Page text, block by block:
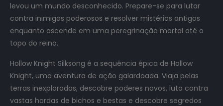
levou um mundo desconhecido. Prepare-se para lutar
contra inimigos poderosos e resolver mistérios antigos
enquanto ascende em uma peregrinação mortal até o
topo do reino.
Hollow Knight Silksong é a sequência épica de Hollow
Knight, uma aventura de ação galardoada. Viaja pelas
terras inexploradas, descobre poderes novos, luta contra
vastas hordas de bichos e bestas e descobre segredos